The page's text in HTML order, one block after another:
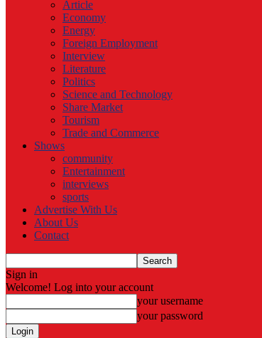
Article
Economy
Energy
Foreign Employment
Interview
Literature
Politics
Science and Technology
Share Market
Tourism
Trade and Commerce
Shows
community
Entertainment
interviews
sports
Advertise With Us
About Us
Contact
Sign in
Welcome! Log into your account
your username
your password